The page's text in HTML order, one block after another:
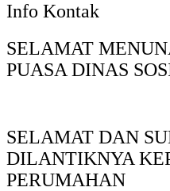
Info Kontak
SELAMAT
PUASA DINAS
SELAMAT DAN
DILANTIKNYA
PERUMAHAN